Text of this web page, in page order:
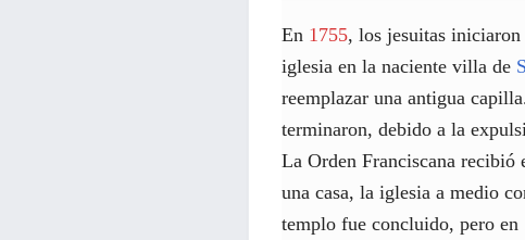
En 1755, los jesuitas
iglesia en la naciente villa de
reemplazar una antigua
terminaron, debido a la
La Orden Franciscana
una casa, la iglesia a medio
templo fue concluido, pero en